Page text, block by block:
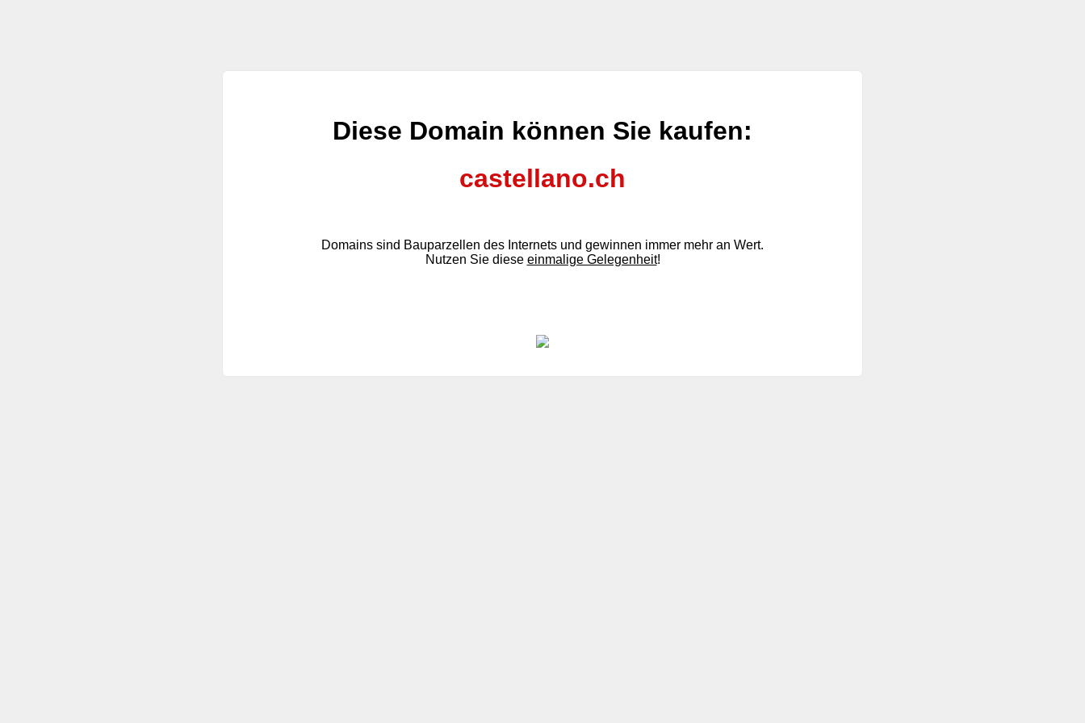
Diese Domain können Sie kaufen:
castellano.ch
Domains sind Bauparzellen des Internets und gewinnen immer mehr an Wert.
Nutzen Sie diese einmalige Gelegenheit!